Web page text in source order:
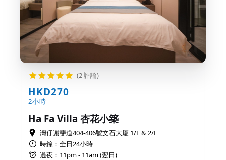
(2 評論)
HKD270
2小時
Ha Fa Villa 杏花小築
灣仔謝斐道404-406號文石大厦 1/F & 2/F
時鐘：全日24小時
過夜：11pm - 11am (翌日)